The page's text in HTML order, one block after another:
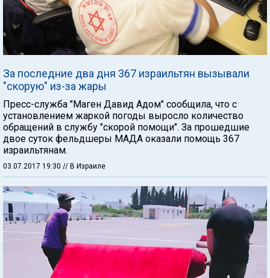
За последние два дня 367 израильтян вызывали
"скорую" из-за жары
Пресс-служба "Маген Давид Адом" сообщила, что с
установлением жаркой погоды выросло количество
обращений в службу "скорой помощи". За прошедшие
двое суток фельдшеры МАДА оказали помощь 367
израильтянам.
03.07.2017 19:30 // В Израиле